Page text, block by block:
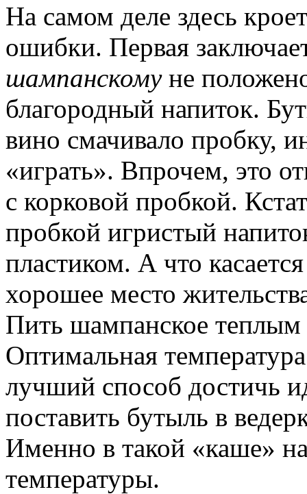
На самом деле здесь
ошибки. Первая
шампанскомуне
благородный напиток.
вино смачивало пробку,
«играть». Впрочем, это
с корковой пробкой.
пробкой игристый
пластиком. А что
хорошее место
Пить шампанское теплым
Оптимальная
лучший способ достичь
поставить бутыль в
Именно в такой «каше»
температуры.